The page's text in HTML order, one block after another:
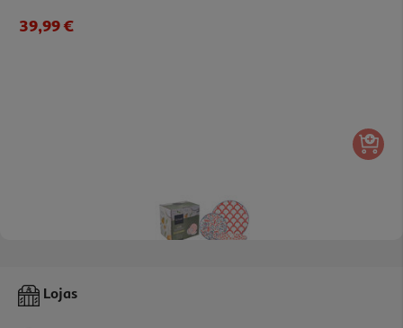
39,99 €
Serviço Porcelana Actuel Vermelho/azul 18 Peças
Lojas